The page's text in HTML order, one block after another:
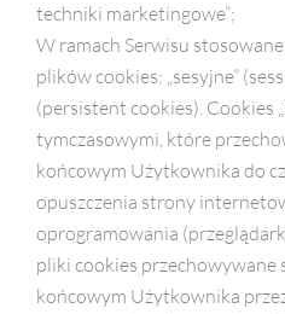
techniki marketingowe”;
W ramach Serwisu
plików cookies: „sesyjne”
(persistent cookies). Cookies
tymczasowymi, które
końcowym Użytkownika do
opuszczenia strony
oprogramowania
pliki cookies przechowywane
końcowym Użytkownika